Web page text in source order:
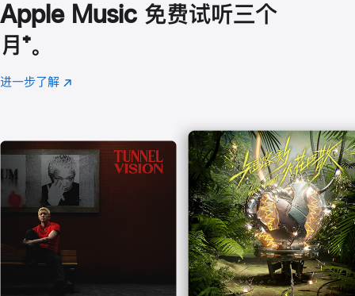
Apple Music 免费试听三个
月 脚
注
⁺。
进一步了解 Apple
(在
口
中
打
开)